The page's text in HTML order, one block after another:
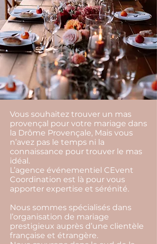
Vous souhaitez trouver un mas
provençal pour votre mariage dans
la Drôme Provençale, Mais vous
n’avez pas le temps ni la
connaissance pour trouver le mas
idéal.
L’agence événementiel CEvent
Coordination est là pour vous
apporter expertise et sérénité.
Nous sommes spécialisés dans
l’organisation de mariage
prestigieux auprès d’une clientèle
française et étrangère.